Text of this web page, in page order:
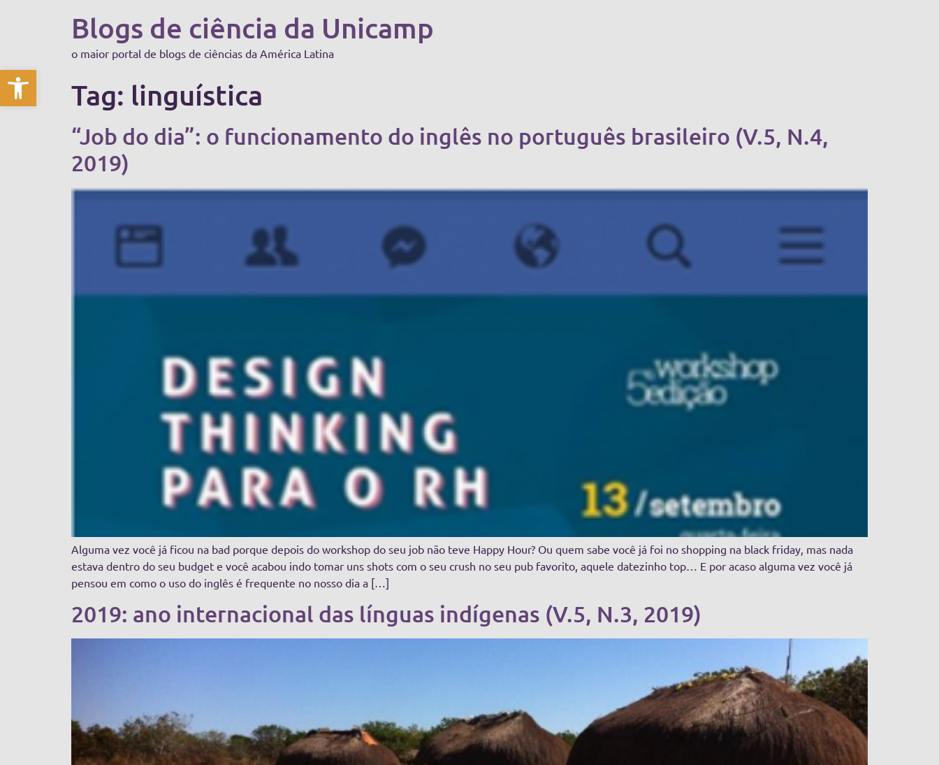
Abrir a barra de ferramentas
Blogs de ciência da Unicamp
o maior portal de blogs de ciências da América Latina
Tag: linguística
“Job do dia”: o funcionamento do inglês no português brasileiro (V.5, N.4,
2019)
Alguma vez você já ficou na bad porque depois do workshop do seu job não teve Happy Hour? Ou quem sabe você já foi no shopping na black friday, mas nada
estava dentro do seu budget e você acabou indo tomar uns shots com o seu crush no seu pub favorito, aquele datezinho top… E por acaso alguma vez você já
pensou em como o uso do inglês é frequente no nosso dia a […]
2019: ano internacional das línguas indígenas (V.5, N.3, 2019)